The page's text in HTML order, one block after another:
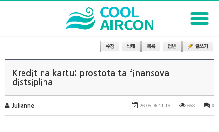
Kredit na kartu: prostota ta finansova
distsiplina
Julianne 26-05-06 11:15 658 0